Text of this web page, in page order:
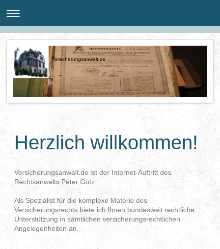
Versicherungsanwalt.de
Herzlich willkommen!
Versicherungsanwalt.de ist der Internet-Auftritt des
Rechtsanwalts Peter Götz.
Als Spezialist für die komplexe Materie des
Versicherungsrechts biete ich Ihnen bundesweit rechtliche
Unterstützung in sämtlichen versicherungsrechtlichen
Angelegenheiten an.